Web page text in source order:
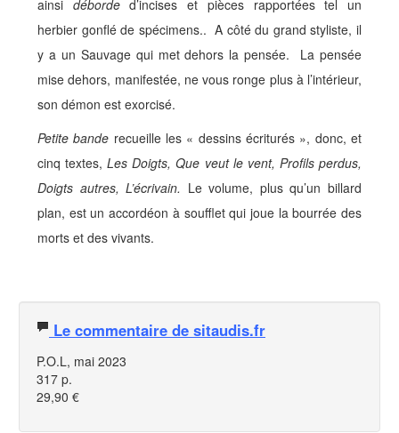
ainsi déborded’incises et pièces rapportées tel un
herbier gonflé de spécimens.. A côté du grand styliste, il
y a un Sauvage qui met dehors la pensée. La pensée
mise dehors, manifestée, ne vous ronge plus à l’intérieur,
son démon est exorcisé.
Petite bande recueille les « dessins écriturés », donc, et
cinq textes,Les Doigts, Que veut le vent, Profils perdus,
Doigts autres, L’écrivain. Le volume, plus qu’un billard
plan, est un accordéon à soufflet qui joue la bourrée des
morts et des vivants.
Le commentaire de sitaudis.fr
P.O.L, mai 2023
317 p.
29,90 €